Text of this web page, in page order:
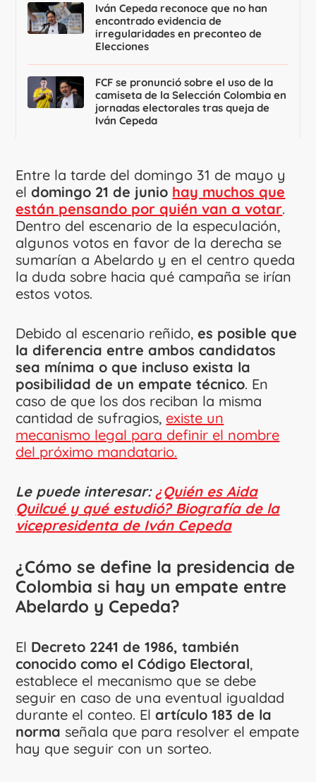
Iván Cepeda reconoce que no han
encontrado evidencia de
irregularidades en preconteo de
Elecciones
FCF se pronunció sobre el uso de la
camiseta de la Selección Colombia en
jornadas electorales tras queja de
Iván Cepeda
Entre la tarde del domingo 31 de mayo y
eldomingo 21 de junio hay muchos que
están pensando por quién van a votar.
Dentro del escenario de la especulación,
algunos votos en favor de la derecha se
sumarían a Abelardo y en el centro queda
la duda sobre hacia qué campaña se irían
estos votos.
Debido al escenario reñido,es posible que
la diferencia entre ambos candidatos
sea mínima o que incluso exista la
posibilidad de un empate técnico. En
caso de que los dos reciban la misma
cantidad de sufragios, existe un
mecanismo legal para definir el nombre
del próximo mandatario.
Le puede interesar: ¿Quién es Aida
Quilcué y qué estudió? Biografía de la
vicepresidenta de Iván Cepeda
¿Cómo se define la presidencia de
Colombia si hay un empate entre
Abelardo y Cepeda?
El Decreto 2241 de 1986, también
conocido como el Código Electoral,
establece el mecanismo que se debe
seguir en caso de una eventual igualdad
durante el conteo. Elartículo 183 de la
norma señala que para resolver el empate
hay que seguir con un sorteo.